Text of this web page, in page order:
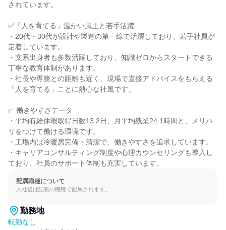
されています。
✅「人を育てる」温かい風土と若手活躍
・20代・30代が設計や製造の第一線で活躍しており、若手社員が
定着しています。
・文系出身者も多数活躍しており、知識ゼロからスタートできる
丁寧な教育体制があります。
・社長や専務との距離も近く、現場で直接アドバイスをもらえる
「人を育てる」ことに熱心な社風です。
✅ 働きやすさデータ
・平均有給休暇取得日数13.2日、月平均残業24.1時間と、メリハ
リをつけて働ける環境です。
・工場内は冷暖房完備・清潔で、働きやすさを追求しています。
・キャリアコンサルティング制度や心理カウンセリングも導入し
ており、社員のサポート体制も充実しています。
配属職種について
入社後は記載の職種で配属されます。
勤務地
転勤なし